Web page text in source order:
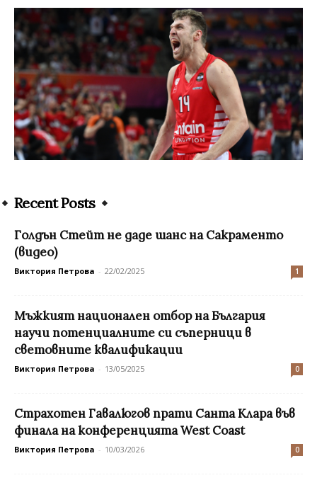
Recent Posts
Голдън Стейт не даде шанс на Сакраменто
(видео)
Виктория Петрова - 22/02/2025 1
Мъжкият национален отбор на България
научи потенциалните си съперници в
световните квалификации
Виктория Петрова - 13/05/2025 0
Страхотен Гавалюгов прати Санта Клара във
финала на конференцията West Coast
Виктория Петрова - 10/03/2026 0